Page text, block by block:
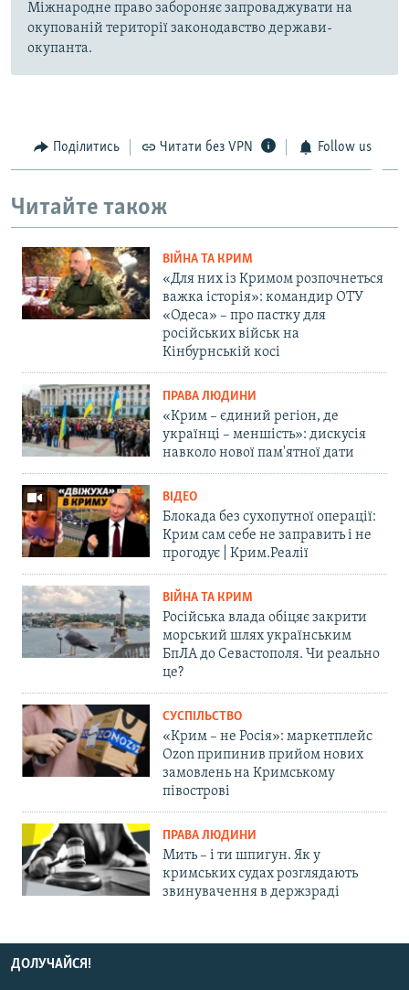
Міжнародне право забороняє запроваджувати на
окупованій території законодавство держави-
окупанта.
Поділитись Читати без VPN Follow us
Читайте також
ВІЙНА ТА КРИМ
«Для них із Кримом розпочнеться
важка історія»: командир ОТУ
«Одеса» – про пастку для
російських військ на
Кінбурнській косі
ПРАВА ЛЮДИНИ
«Крим – єдиний регіон, де
українці – меншість»: дискусія
навколо нової пам'ятної дати
ВІДЕО
Блокада без сухопутної операції:
Крим сам себе не заправить і не
прогодує | Крим.Реалії
ВІЙНА ТА КРИМ
Російська влада обіцяє закрити
морський шлях українським
БпЛА до Севастополя. Чи реально
це?
СУСПІЛЬСТВО
«Крим – не Росія»: маркетплейс
Ozon припинив прийом нових
замовлень на Кримському
півострові
ПРАВА ЛЮДИНИ
Мить – і ти шпигун. Як у
кримських судах розглядають
звинувачення в держзраді
ДОЛУЧАЙСЯ!